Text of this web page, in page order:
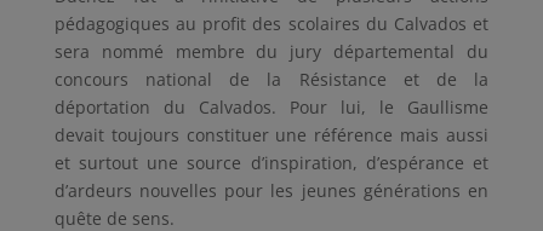
pédagogiques au profit des scolaires du Calvados et
sera nommé membre du jury départemental du
concours national de la Résistance et de la
déportation du Calvados. Pour lui, le Gaullisme
devait toujours constituer une référence mais aussi
et surtout une source d’inspiration, d’espérance et
d’ardeurs nouvelles pour les jeunes générations en
quête de sens.